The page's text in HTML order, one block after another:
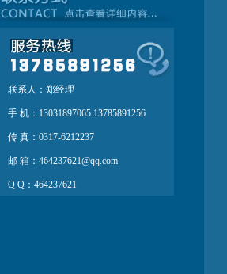
联系人：郑经理
手 机：13031897065 13785891256
传 真：0317-6212237
邮 箱：464237621@qq.com
Q Q：464237621